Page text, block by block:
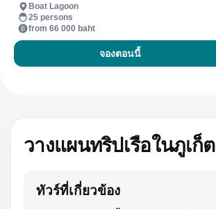
Boat Lagoon
25 persons
from 66 000 baht
จองตอนนี้
วางแผนทริปเรือในภูเก็ต
ทัวร์ที่เกี่ยวข้อง